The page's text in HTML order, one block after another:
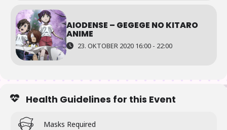
AIODENSE – GEGEGE NO KITARO
ANIME
23. OKTOBER 2020 16:00 - 22:00
Health Guidelines for this Event
Masks Required